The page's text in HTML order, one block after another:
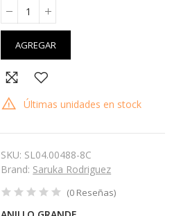
AGREGAR
Últimas unidades en stock
SKU: SL04.00488-8C
Brand: Saruka Rodriguez
(0 Reseñas)